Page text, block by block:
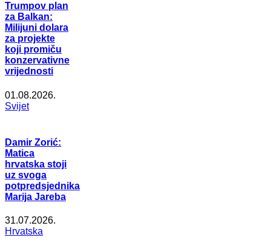
Trumpov plan
za Balkan:
Milijuni dolara
za projekte
koji promiču
konzervativne
vrijednosti
01.08.2026.
Svijet
Damir Zorić:
Matica
hrvatska stoji
uz svoga
potpredsjednika
Marija Jareba
31.07.2026.
Hrvatska